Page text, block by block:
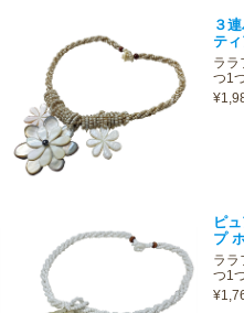
３
テ
ララ
つ1
ピ
プ
ララ
つ1